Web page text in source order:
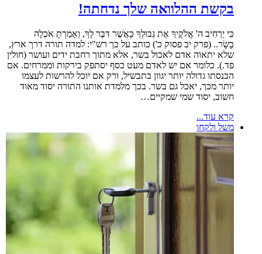
בקשת ההלוואה שלך נדחתה!
כִּי יַרְחִיב ה' אֱלֹקֶיךָ אֶת גְּבוּלְךָ כַּאֲשֶׁר דִּבֶּר לָךְ, וְאָמַרְתָּ אֹכְלָה
בָשָׂר.. (פרק יב פסוק כ') כותב על כך רש"י: למדה תורה דרך ארץ,
שלא יתאוה אדם לאכול בשר, אלא מתוך רחבת ידים ועושר (חולין
פד.). כלומר אם יש לאדם מעט כסף יסתפק בירקות וממרחים. אם
הכנסתו גדולה יותר יגוון בתבשיל, ורק אם יוכל להרשות לעצמו
יותר מכך, יאכל גם בשר. בכך מלמדת אותנו התורה יסוד מאוד
חשוב, יסוד שמי שמקיים…
קרא עוד...
משל ולקחו